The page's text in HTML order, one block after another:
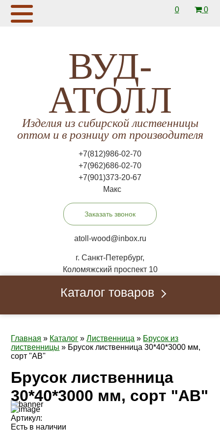
0 0
ВУД-
АТОЛЛ
Изделия из сибирской лиственницы
оптом и в розницу от производителя
+7(812)986-02-70
+7(962)686-02-70
+7(901)373-20-67
Макс
Заказать звонок
atoll-wood@inbox.ru
г. Санкт-Петербург,
Коломяжский проспект 10
Каталог товаров
Главная » Каталог »Лиственница » Брусок из
лиственницы » Брусок лиственница 30*40*3000 мм,
сорт "AB"
Брусок лиственница
30*40*3000 мм, сорт "AB"
Артикул:
Есть в наличии